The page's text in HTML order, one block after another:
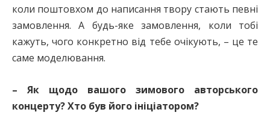
коли поштовхом до написання твору стають певні
замовлення. А будь-яке замовлення, коли тобі
кажуть, чого конкретно від тебе очікують, – це те
саме моделювання.
– Як щодо вашого зимового авторського
концерту? Хто був його ініціатором?